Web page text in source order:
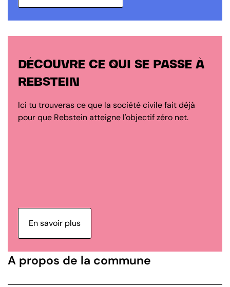
DÉCOUVRE CE QUI SE PASSE À
REBSTEIN
Ici tu trouveras ce que la société civile fait déjà
pour que Rebstein atteigne l'objectif zéro net.
En savoir plus
A propos de la commune